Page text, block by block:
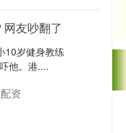
友吵翻了
10岁健身教练
他。港....
资